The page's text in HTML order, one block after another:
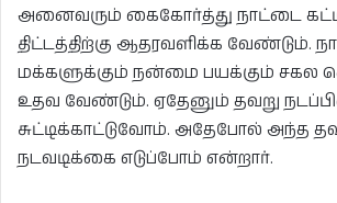
அனைவரும் கைகோர்த்து நாட்டை
திட்டத்திற்கு ஆதரவளிக்க வேண்டும்.
மக்களுக்கும் நன்மை பயக்கும் சகல
உதவ வேண்டும். ஏதேனும் தவறு
சுட்டிக்காட்டுவோம். அதேபோல் அந்த
நடவடிக்கை எடுப்போம் என்றார்.